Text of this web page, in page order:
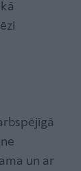
un ar